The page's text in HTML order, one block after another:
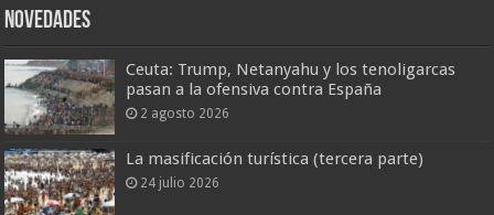
Novedades
Ceuta: Trump, Netanyahu y los tenoligarcas
pasan a la ofensiva contra España
2 agosto 2026
La masificación turística (tercera parte)
24 julio 2026